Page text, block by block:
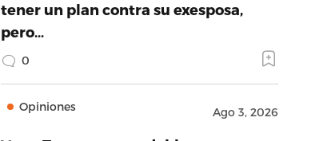
tener un plan contra su exesposa,
pero…
0
Opiniones Ago 3, 2026